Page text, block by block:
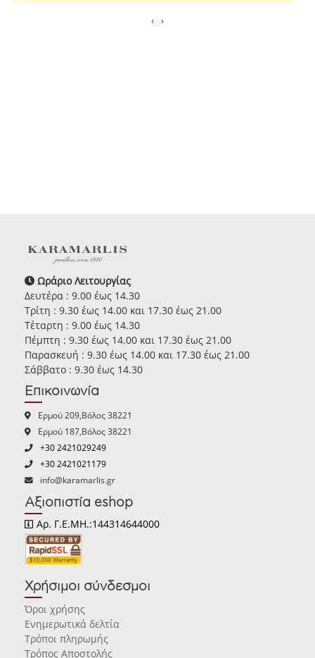
‹ ›
Ωράριο Λειτουργίας
Δευτέρα : 9.00 έως 14.30
Τρίτη : 9.30 έως 14.00 και 17.30 έως 21.00
Τέταρτη : 9.00 έως 14.30
Πέμπτη : 9.30 έως 14.00 και 17.30 έως 21.00
Παρασκευή : 9.30 έως 14.00 και 17.30 έως 21.00
Σάββατο : 9.30 έως 14.30
Επικοινωνία
Ερμού 209,Βόλος 38221
Ερμού 187,Βόλος 38221
+30 2421029249
+30 2421021179
info@karamarlis.gr
Αξιοπιστία eshop
Αρ. Γ.Ε.ΜΗ.:144314644000
Χρήσιμοι σύνδεσμοι
Όροι χρήσης
Ενημερωτικά δελτία
Τρόποι πληρωμής
Τρόπος Αποστολής